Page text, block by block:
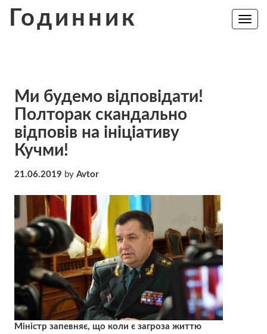
Годинник
Toggle
Ми будемо відповідати!
Полторак скандально
відповів на ініціативу
Кучми!
21.06.2019 by Avtor
Міністр запевняє, що коли є загроза життю